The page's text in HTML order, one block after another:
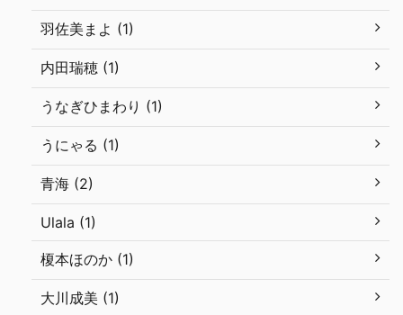
羽佐美まよ (1)
内田瑞穂 (1)
うなぎひまわり (1)
うにゃる (1)
青海 (2)
Ulala (1)
榎本ほのか (1)
大川成美 (1)